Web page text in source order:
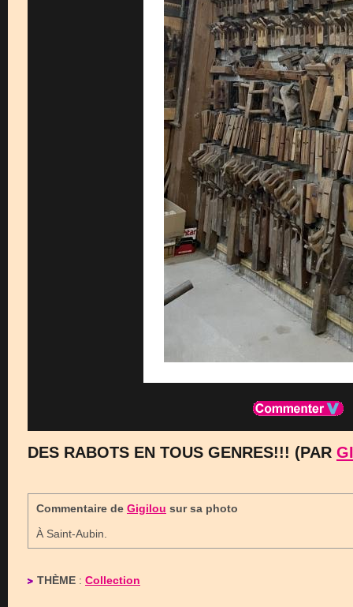
DES RABOTS EN TOUS GENRES!!! (PAR
Commentaire de Gigilou sur sa photo
À Saint-Aubin.
THÈME : Collection